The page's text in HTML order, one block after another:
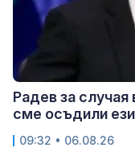
Радев за случая
сме осъдили
09:32 • 06.08.26